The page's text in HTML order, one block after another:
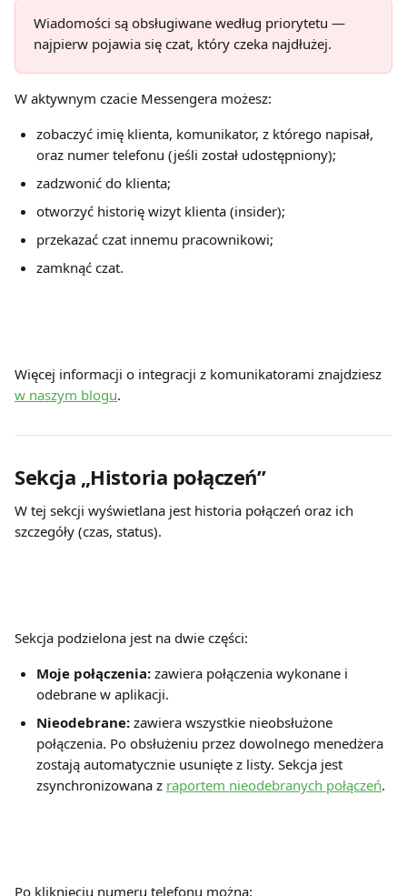
Wiadomości są obsługiwane według priorytetu —
najpierw pojawia się czat, który czeka najdłużej.
W aktywnym czacie Messengera możesz:
zobaczyć imię klienta, komunikator, z którego napisał,
oraz numer telefonu (jeśli został udostępniony);
zadzwonić do klienta;
otworzyć historię wizyt klienta (insider);
przekazać czat innemu pracownikowi;
zamknąć czat.
Więcej informacji o integracji z komunikatorami znajdziesz
w naszym blogu.
Sekcja „Historia połączeń”
W tej sekcji wyświetlana jest historia połączeń oraz ich
szczegóły (czas, status).
Sekcja podzielona jest na dwie części:
Moje połączenia: zawiera połączenia wykonane i
odebrane w aplikacji.
Nieodebrane: zawiera wszystkie nieobsłużone
połączenia. Po obsłużeniu przez dowolnego menedżera
zostają automatycznie usunięte z listy. Sekcja jest
zsynchronizowana z raportem nieodebranych połączeń.
Po kliknięciu numeru telefonu można: